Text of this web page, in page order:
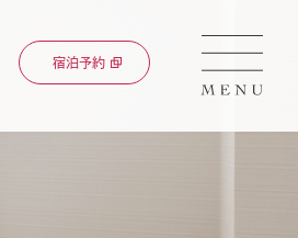
宿泊予約